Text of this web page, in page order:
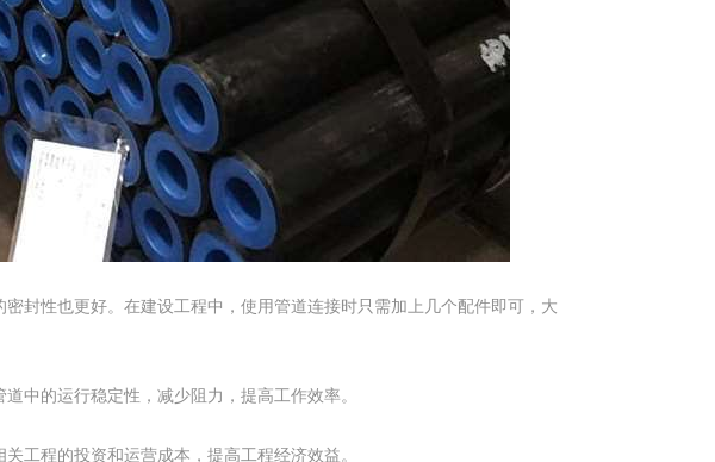
封性也更好。在建设工程中，使用管道连接时只需加上几个配件即可，大
中的运行稳定性，减少阻力，提高工作效率。
工程的投资和运营成本，提高工程经济效益。